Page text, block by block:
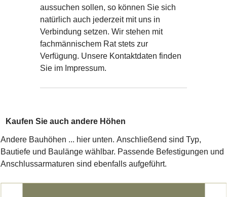
aussuchen sollen, so können Sie sich
natürlich auch jederzeit mit uns in
Verbindung setzen. Wir stehen mit
fachmännischem Rat stets zur
Verfügung. Unsere Kontaktdaten finden
Sie im Impressum.
Kaufen Sie auch andere Höhen
Andere Bauhöhen ... hier unten. Anschließend sind Typ,
Bautiefe und Baulänge wählbar. Passende Befestigungen und
Anschlussarmaturen sind ebenfalls aufgeführt.